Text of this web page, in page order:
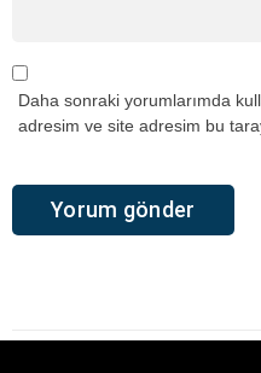
Daha sonraki yorumlarımda
adresim ve site adresim bu